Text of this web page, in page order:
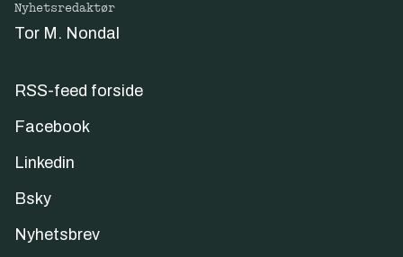
Nyhetsredaktør
Tor M. Nondal
RSS-feed forside
Facebook
Linkedin
Bsky
Nyhetsbrev